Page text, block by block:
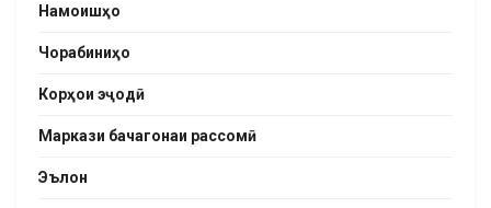
Намоишҳо
Чорабиниҳо
Корҳои эҷодӣ
Маркази бачагонаи рассомӣ
Эълон